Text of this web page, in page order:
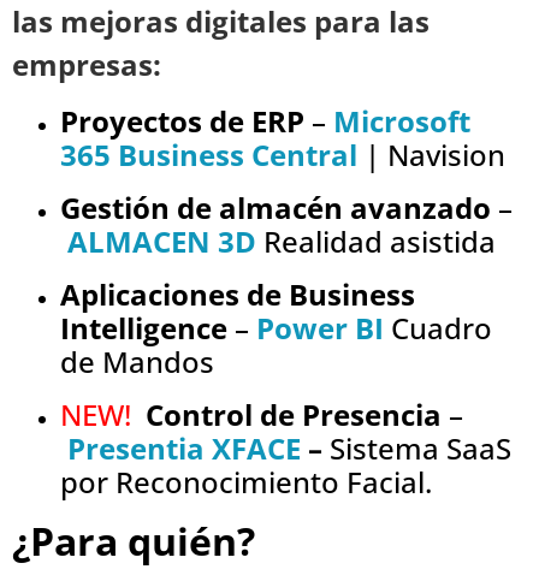
las mejoras digitales para las
empresas:
Proyectos de ERP – Microsoft
365 Business Central | Navision
Gestión de almacén avanzado –
ALMACEN 3D Realidad asistida
Aplicaciones de Business
Intelligence – Power BI Cuadro
de Mandos
NEW! Control de Presencia –
Presentia XFACE – Sistema SaaS
por Reconocimiento Facial.
¿Para quién?